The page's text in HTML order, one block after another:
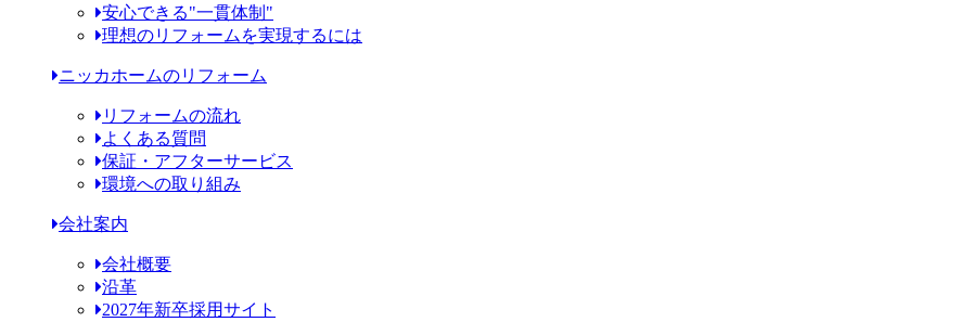
安心できる"一貫体制"
理想のリフォームを実現するには
ニッカホームのリフォーム
リフォームの流れ
よくある質問
保証・アフターサービス
環境への取り組み
会社案内
会社概要
沿革
2027年新卒採用サイト